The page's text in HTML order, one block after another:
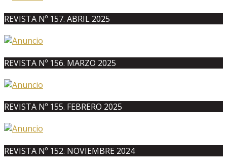
REVISTA Nº 157. ABRIL 2025
REVISTA Nº 156. MARZO 2025
REVISTA Nº 155. FEBRERO 2025
REVISTA Nº 152. NOVIEMBRE 2024